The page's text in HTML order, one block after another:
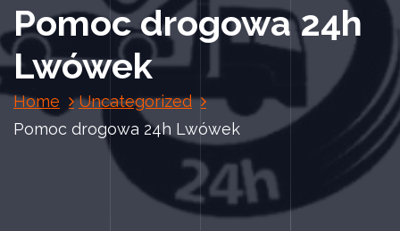
Pomoc drogowa 24h
Lwówek
Home
Uncategorized
Pomoc drogowa 24h Lwówek